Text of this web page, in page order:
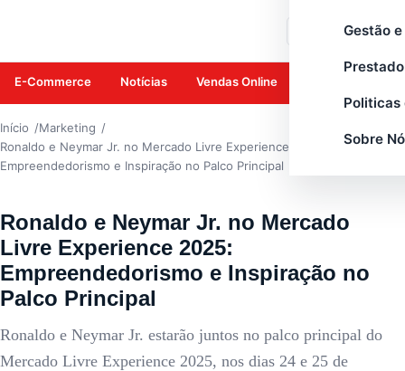
Gestão
Politicas
Sobre
E-Commerce Notícias Vendas Online
Início
Marketing
Ronaldo e Neymar Jr. no Mercado Livre Experience 2025:
Empreendedorismo e Inspiração no Palco Principal
Ronaldo e Neymar Jr. no Mercado
Livre Experience 2025:
Empreendedorismo e Inspiração no
Palco Principal
Ronaldo e Neymar Jr. estarão juntos no palco principal do
Mercado Livre Experience 2025, nos dias 24 e 25 de